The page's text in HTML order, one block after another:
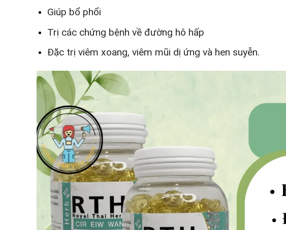
Giúp bổ phổi
Trị các chứng bệnh về đường hô hấp
Đặc trị viêm xoang, viêm mũi dị ứng và hen suyễn.